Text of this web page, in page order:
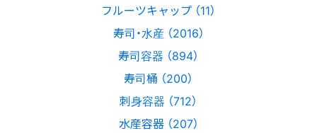
フルーツキャップ （11）
寿司・水産 （2016）
寿司容器 （894）
寿司桶 （200）
刺身容器 （712）
水産容器 （207）